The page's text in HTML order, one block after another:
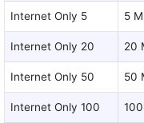
Internet Only 5 5
Internet Only 20 20
Internet Only 50 50
Internet Only 100